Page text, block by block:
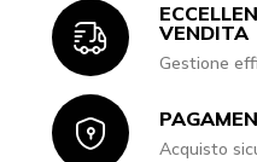
IconVENDITA
Gestione
IconAcquisto